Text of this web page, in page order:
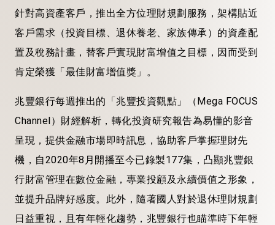
針對高資產客戶，推出全方位理財規劃服務，架構貼近
客戶需求（投資目標、退休養老、家族傳承）的資產配
置及稅務計畫，替客戶實現財富增值之目標，因而受到
肯定榮獲「最佳財富增值獎」。
兆豐銀行每週推出的「兆豐投資觀點」（Mega FOCUS
Channel）財經解析，轉化投資研究報告為易懂的影音
呈現，提供金融市場即時訊息，協助客戶掌握理財先
機，自2020年8月開播至今已錄製177集，凸顯兆豐銀
行財富管理在數位金融，專業投顧及永續價值之形象，
並提升品牌好感度。此外，隨著國人對於退休理財規劃
日益重視，且有年輕化趨勢，兆豐銀行也瞄準時下年輕